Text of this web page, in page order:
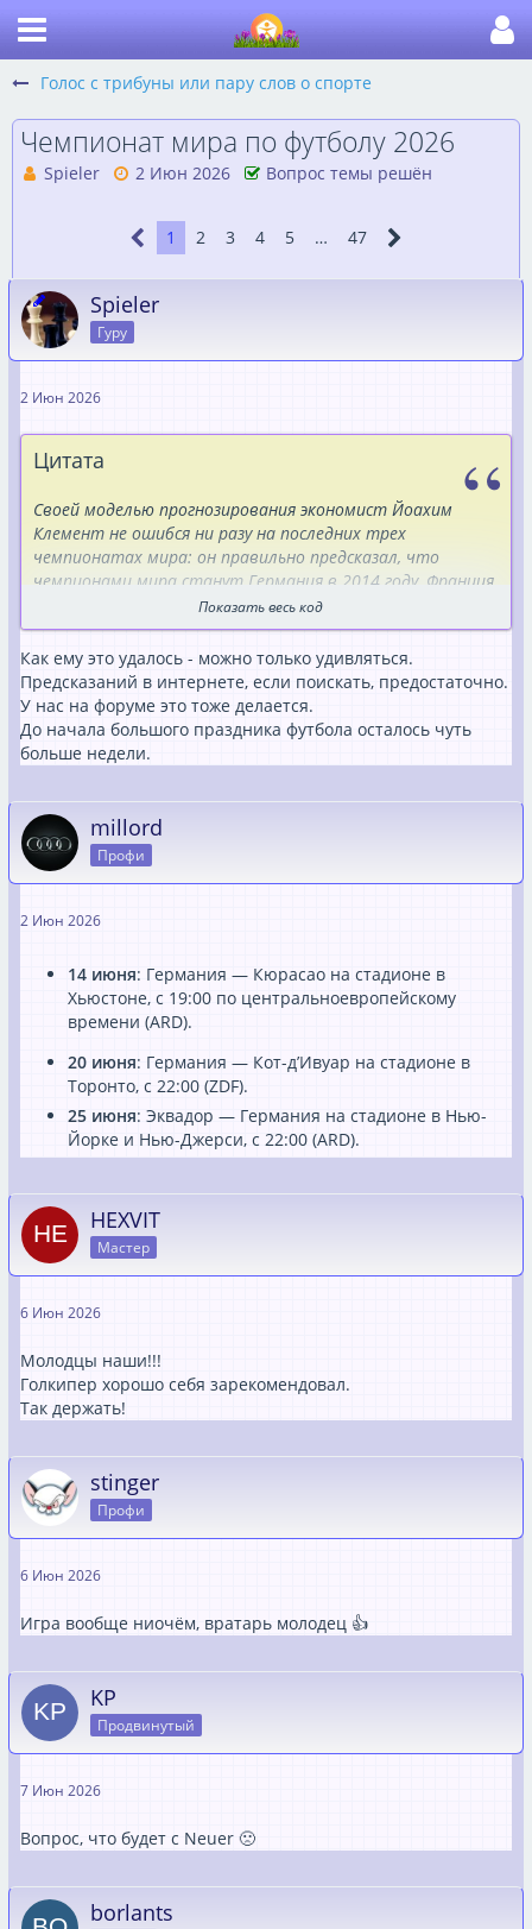
Голос с трибуны или пару слов о спорте
Чемпионат мира по футболу 2026
Spieler 2 Июн 2026 Вопрос темы решён
1 2 3 4 5 … 47
Spieler
Гуру
2 Июн 2026
Цитата
Своей моделью прогнозирования экономист Йоахим
Клемент не ошибся ни разу на последних трех
чемпионатах мира: он правильно предсказал, что
чемпионами мира станут Германия в 2014 году, Франция
в 2018 году и Аргентина в 2022 году. Теперь Клемент
подсчитал, кто должен победить в 2026 году, и пришёл
к неожиданному результату.
Согласно его модели, Нидерланды выиграют
предстоящий чемпионат мира по футболу. «Я был
немного удивлен», — сказал Клемент телеканалу «SBS
News». Особенно потому, что, согласно симуляции, у
через Марокко, Канаду, Францию, Испанию и, наконец,
Португалию в финале.
Переведено с помощью DeepL.com (бесплатная версия)
Пожалуйста зарегистрируйся для просмотра данной
Показать весь код
Как ему это удалось - можно только удивляться.
Предсказаний в интернете, если поискать, предостаточно.
У нас на форуме это тоже делается.
До начала большого праздника футбола осталось чуть
больше недели.
millord
Профи
2 Июн 2026
14 июня: Германия — Кюрасао на стадионе в
Хьюстоне, с 19:00 по центральноевропейскому
времени (ARD).
20 июня: Германия — Кот-д’Ивуар на стадионе в
Торонто, с 22:00 (ZDF).
25 июня: Эквадор — Германия на стадионе в Нью-
Йорке и Нью-Джерси, с 22:00 (ARD).
HEXVIT
Мастер
6 Июн 2026
Молодцы наши!!!
Голкипер хорошо себя зарекомендовал.
Так держать!
stinger
Профи
6 Июн 2026
Игра вообще ниочём, вратарь молодец 👍
KP
Продвинутый
7 Июн 2026
Вопрос, что будет с Neuer 🙁
borlants